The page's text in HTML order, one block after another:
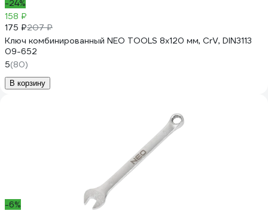
-24%
158 ₽
175 ₽207 ₽
Ключ комбинированный NEO TOOLS 8x120 мм, CrV, DIN3113
09-652
5(80)
В корзину
-6%